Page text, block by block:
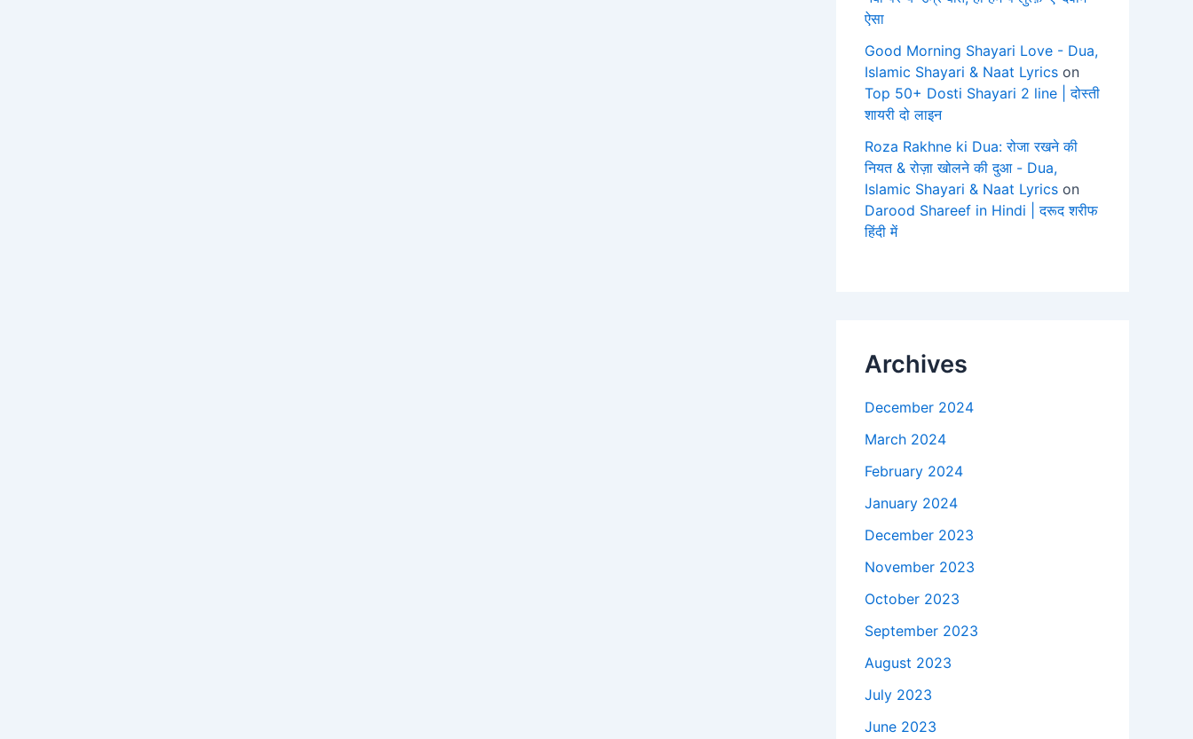
ऐसा
Good Morning Shayari Love - Dua,
Islamic Shayari & Naat Lyrics on
Top 50+ Dosti Shayari 2 line | दोस्ती
शायरी दो लाइन
Roza Rakhne ki Dua: रोजा रखने की
नियत & रोज़ा खोलने की दुआ - Dua,
Islamic Shayari & Naat Lyrics on
Darood Shareef in Hindi | दरूद शरीफ
हिंदी में
Archives
December 2024
March 2024
February 2024
January 2024
December 2023
November 2023
October 2023
September 2023
August 2023
July 2023
June 2023